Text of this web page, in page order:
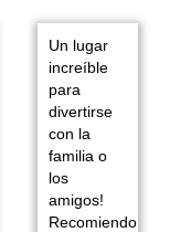
Un lugar
increíble
para
divertirse
con la
familia o
los
amigos!
Recomiendo